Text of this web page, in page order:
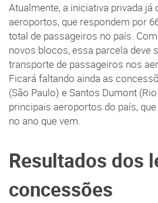
Atualmente, a iniciativa privada já
aeroportos, que respondem por
total de passageiros no país.
novos blocos, essa parcela deve
transporte de passageiros nos
Ficará faltando ainda as
(São Paulo) e Santos Dumont
principais aeroportos do país,
no ano que vem.
Resultados dos
concessões